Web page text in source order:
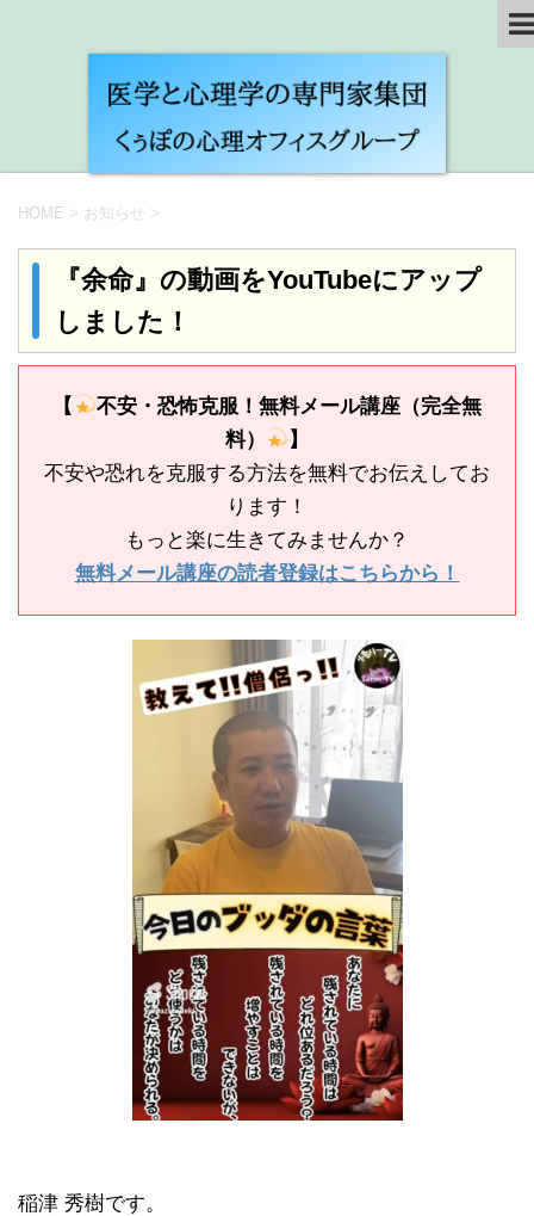
HOME > お知らせ >
『余命』の動画をYouTubeにアップ
しました！
【
不安・恐怖克服！無料メール講座（完全無
料）
】
不安や恐れを克服する方法を無料でお伝えしてお
ります！
もっと楽に生きてみませんか？
無料メール講座の読者登録はこちらから！
稲津 秀樹です。